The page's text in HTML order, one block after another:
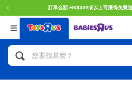
或以上可獲得免費送貨服務。了解更多
返回
分類目錄
人氣英雄,角色扮演,射擊玩具
返回
品牌
Brunch Brother 早午餐兄弟
返回
年齢
0~2歳